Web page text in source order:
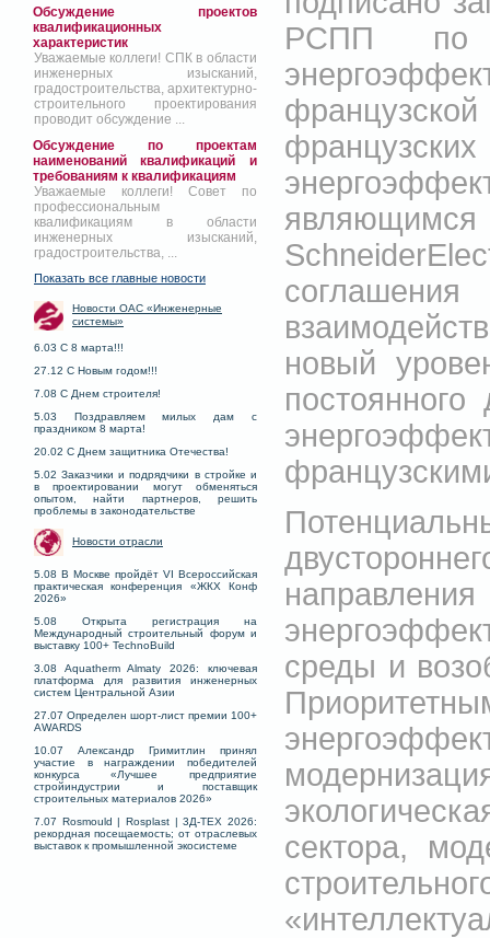
Обсуждение проектов
квалификационных
характеристик
Уважаемые коллеги! СПК в области
инженерных изысканий,
градостроительства, архитектурно-
строительного проектирования
проводит обсуждение ...
Обсуждение по проектам
наименований квалификаций и
требованиям к квалификациям
Уважаемые коллеги! Совет по
профессиональным
квалификациям в области
инженерных изысканий,
градостроительства, ...
Показать все главные новости
Новости ОАС «Инженерные
системы»
6.03 С 8 марта!!!
27.12 С Новым годом!!!
7.08 С Днем строителя!
5.03 Поздравляем милых дам с
праздником 8 марта!
20.02 С Днем защитника Отечества!
5.02 Заказчики и подрядчики в стройке и
в проектировании могут обменяться
опытом, найти партнеров, решить
проблемы в законодательстве
Новости отрасли
5.08 В Москве пройдёт VI Всероссийская
практическая конференция «ЖКХ Конф
2026»
5.08 Открыта регистрация на
Международный строительный форум и
выставку 100+ TechnoBuild
3.08 Aquatherm Almaty 2026: ключевая
платформа для развития инженерных
систем Центральной Азии
27.07 Определен шорт-лист премии 100+
AWARDS
10.07 Александр Гримитлин принял
участие в награждении победителей
конкурса «Лучшее предприятие
стройиндустрии и поставщик
строительных материалов 2026»
7.07 Rosmould | Rosplast | 3Д-ТЕХ 2026:
рекордная посещаемость; от отраслевых
выставок к промышленной экосистеме
РСПП по
новый
среды и
сектора,